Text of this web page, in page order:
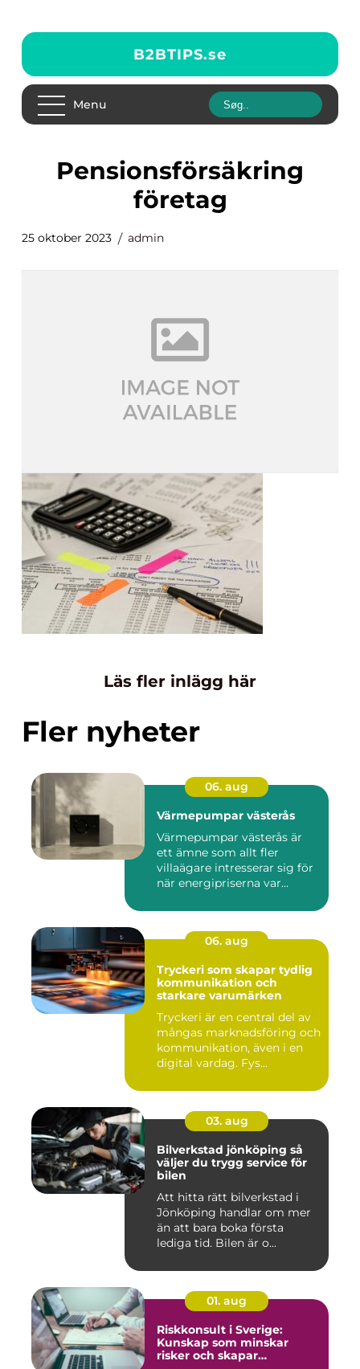
B2BTIPS.se
Menu
pensionsförsäkring
företag
25 oktober 2023 admin
Läs fler inlägg här
Fler nyheter
06. aug
Värmepumpar västerås
Värmepumpar västerås är
ett ämne som allt fler
villaägare intresserar sig för
när energipriserna var...
06. aug
Tryckeri som skapar tydlig
kommunikation och
starkare varumärken
Tryckeri är en central del av
mångas marknadsföring och
kommunikation, även i en
digital vardag. Fys...
03. aug
Bilverkstad jönköping så
väljer du trygg service för
bilen
Att hitta rätt bilverkstad i
Jönköping handlar om mer
än att bara boka första
lediga tid. Bilen är o...
01. aug
Riskkonsult i Sverige:
Kunskap som minskar
risker och skapar